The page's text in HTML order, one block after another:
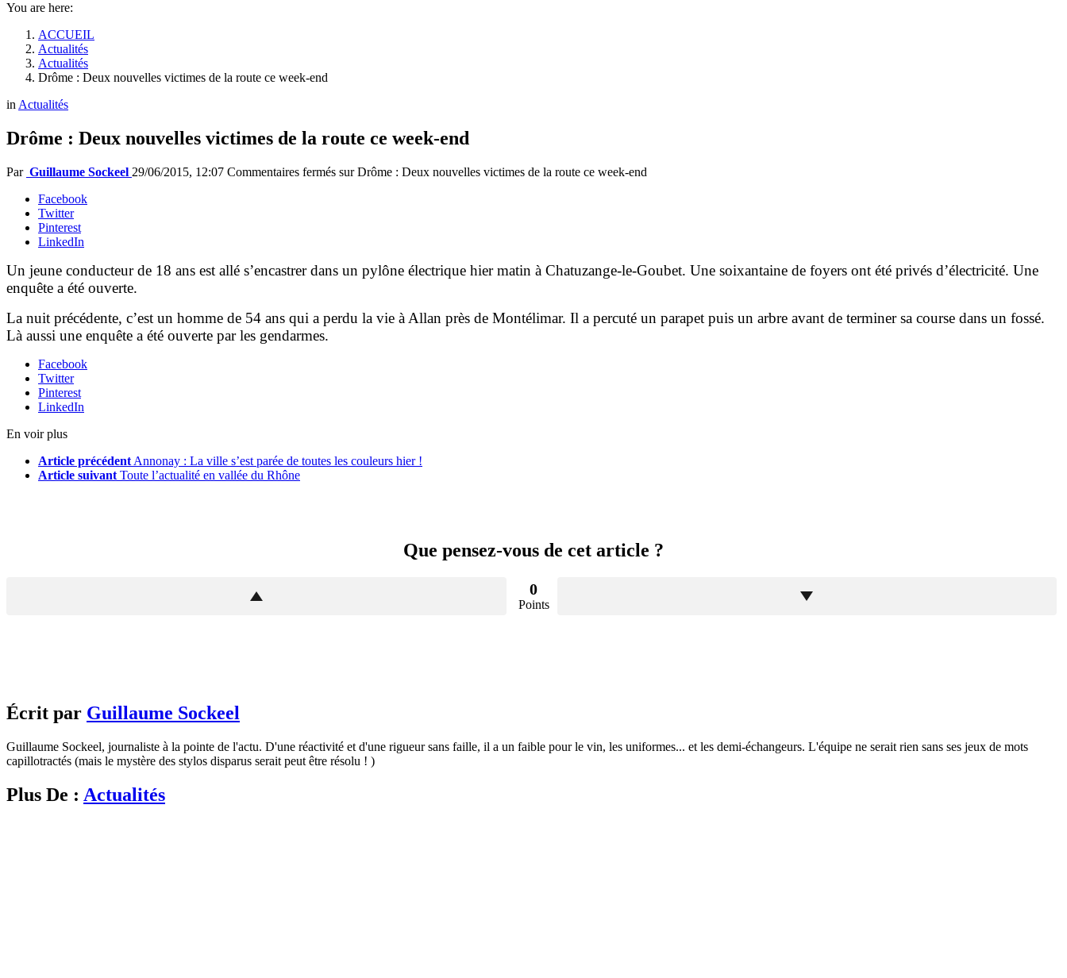
You are here:
ACCUEIL
Actualités
Actualités
Drôme : Deux nouvelles victimes de la route ce week-end
inActualités
Drôme : Deux nouvelles victimes de la route ce week-end
Par Guillaume Sockeel 29/06/2015, 12:07 Commentaires fermés sur Drôme : Deux nouvelles victimes de la route ce week-end
Facebook
Twitter
Pinterest
LinkedIn
Un jeune conducteur de 18 ans est allé s’encastrer dans un pylône électrique hier matin à Chatuzange-le-Goubet. Une soixantaine de foyers ont été privés d’électricité. Une
enquête a été ouverte.
La nuit précédente, c’est un homme de 54 ans qui a perdu la vie à Allan près de Montélimar. Il a percuté un parapet puis un arbre avant de terminer sa course dans un fossé.
Là aussi une enquête a été ouverte par les gendarmes.
Facebook
Twitter
Pinterest
LinkedIn
En voir plus
Article précédent Annonay : La ville s’est parée de toutes les couleurs hier !
Article suivant Toute l’actualité en vallée du Rhône
Que pensez-vous de cet article ?
0
Points
Écrit par Guillaume Sockeel
Guillaume Sockeel, journaliste à la pointe de l'actu. D'une réactivité et d'une rigueur sans faille, il a un faible pour le vin, les uniformes... et les demi-échangeurs. L'équipe ne serait rien sans ses jeux de mots
capillotractés (mais le mystère des stylos disparus serait peut être résolu ! )
Plus De : Actualités